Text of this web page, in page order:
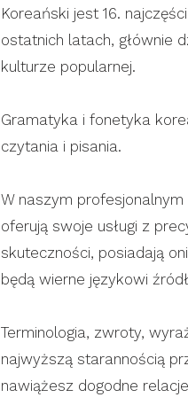
Koreański jest 16.
ostatnich latach, głównie
kulturze popularnej.
Gramatyka i fonetyka
czytania i pisania.
W naszym
oferują swoje usługi z
skuteczności, posiadają
będą wierne językowi
Terminologia, zwroty,
najwyższą starannością
nawiążesz dogodne